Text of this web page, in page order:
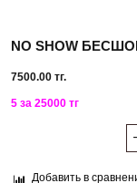
NO SHOW
7500.00 тг.
5 за 25000 тг
Добавить в